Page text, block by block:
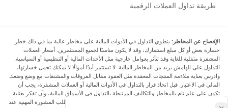
طريقة تداول العملات الرقمية
الإفصاح عن المخاطر: ينطوي التداول في الأدوات المالية على مخاطر عالية بما في ذلك خطر
خسارة بعض أو كل مبلغ استثمارك، وقد لا يكون مناسبًا لجميع المستثمرين. أسعار العملات
المشفرة متقلبة للغاية وقد تتأثر بعوامل خارجية مثل الأحداث المالية أو التنظيمية أو السياسية.
التداول على الهامش يزيد من المخاطر المالية. لا تستثمر أبدًا أموالًا لا يمكنك تحمل خسارتها،
وادرس بعناية ملاءمة المنتجات المعقدة مثل العقود مقابل الفروقات والمشتقات مع وضع وضعك
المالي في الاعتبار. قبل اتخاذ قرار بالتداول في الأدوات المالية أو العملات المشفرة، يجب أن
تكون على علم تام بالمخاطر والتكاليف المرتبطة بالتداول في الأسواق المالية، وأن تفكر بعناية
في أهدافك الاستثمارية ومستوى خبرتك ورغبتك في المخاطرة، وأن تطلب المشورة المهنية عند